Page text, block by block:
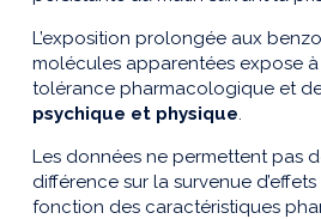
L’exposition prolongée aux
molécules apparentées expose
tolérance pharmacologique et
psychique et physique.
Les données ne permettent pas
différence sur la survenue
fonction des caractéristiques